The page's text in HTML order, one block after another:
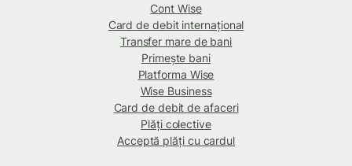
Cont Wise
Card de debit internațional
Transfer mare de bani
Primește bani
Platforma Wise
Wise Business
Card de debit de afaceri
Plăți colective
Acceptă plăți cu cardul